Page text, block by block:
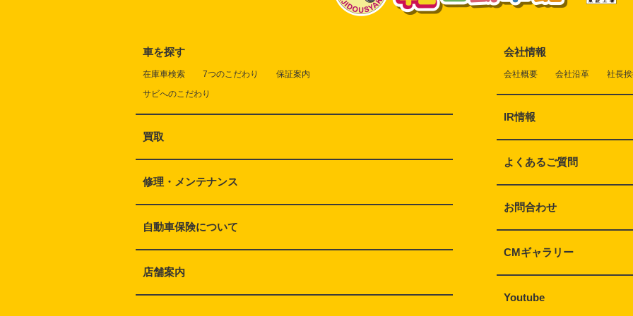
車を探す
在庫車検索 7つのこだわり
保証案内
サビへのこだわり
買取
修理・メンテナンス
自動車保険について
店舗案内
会社情報
会社概要 会社沿革 社長
IR情報
よくあるご質問
お問合わせ
CMギャラリー
Youtube